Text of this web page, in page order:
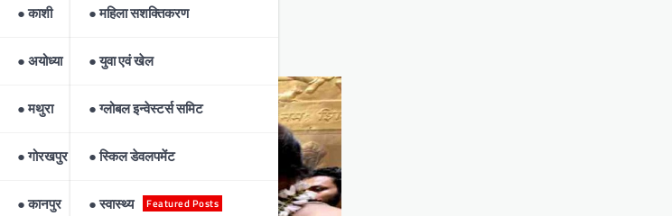
● काशी
● अयोध्या
● मथुरा
● गोरखपुर
● कानपुर
● महिला सशक्तिकरण
● युवा एवं खेल
● ग्लोबल इन्वेस्टर्स समिट
● स्किल डेवलपमेंट
● स्वास्थ्य Featured Posts